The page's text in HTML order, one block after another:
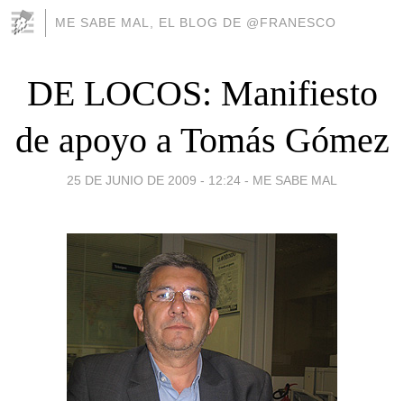
ME SABE MAL, EL BLOG DE @FRANESCO
DE LOCOS: Manifiesto
de apoyo a Tomás Gómez
25 DE JUNIO DE 2009 - 12:24 - ME SABE MAL